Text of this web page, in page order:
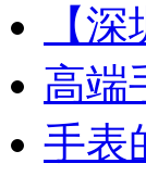
【
高端
手表